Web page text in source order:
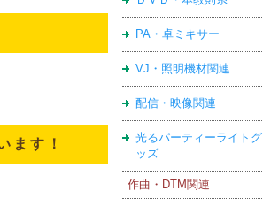
PA・卓ミキサー
VJ・照明機材関連
配信・映像関連
光るパーティーライトグ
ッズ
作曲・DTM関連
ます！